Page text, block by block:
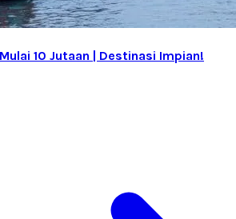
10 Jutaan | Destinasi Impian!